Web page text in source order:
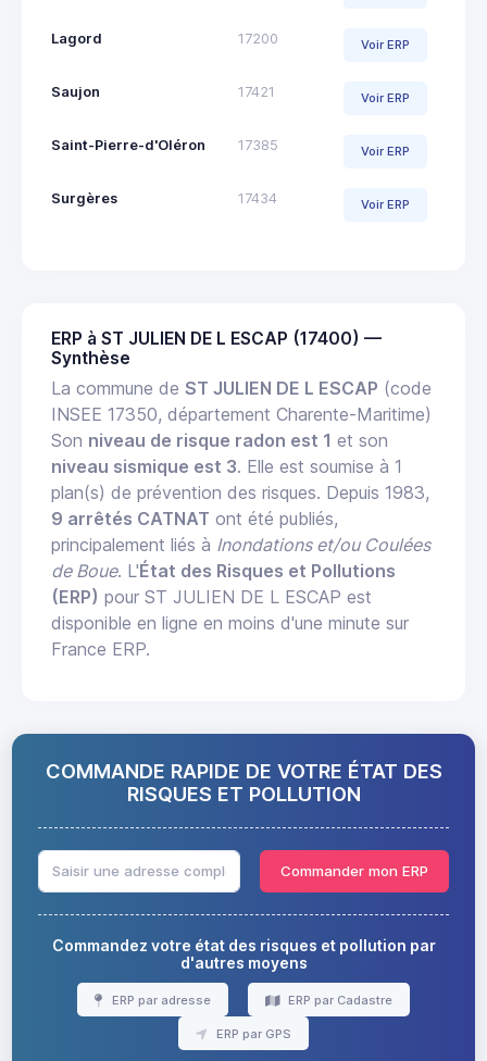
Lagord 17200 Voir ERP
Saujon 17421 Voir ERP
Saint-Pierre-d'Oléron 17385 Voir ERP
Surgères 17434 Voir ERP
ERP à ST JULIEN DE L ESCAP (17400) —
Synthèse
La commune de ST JULIEN DE L ESCAP (code
INSEE 17350, département Charente-Maritime)
Son niveau de risque radon est 1 et son
niveau sismique est 3. Elle est soumise à 1
plan(s) de prévention des risques. Depuis 1983,
9 arrêtés CATNAT ont été publiés,
principalement liés à Inondations et/ou Coulées
de Boue. L'État des Risques et Pollutions
(ERP) pour ST JULIEN DE L ESCAP est
disponible en ligne en moins d'une minute sur
France ERP.
COMMANDE RAPIDE DE VOTRE ÉTAT DES
RISQUES ET POLLUTION
Commander mon ERP
Commandez votre état des risques et pollution par
d'autres moyens
ERP par adresse ERP par Cadastre
ERP par GPS